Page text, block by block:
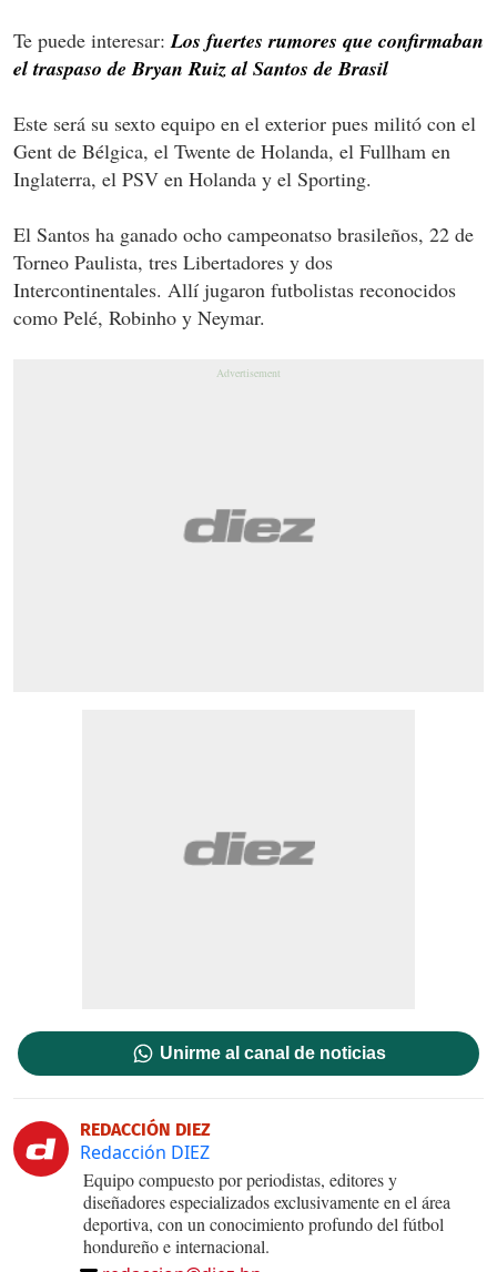
Te puede interesar: Los fuertes rumores que confirmaban
el traspaso de Bryan Ruiz al Santos de Brasil
Este será su sexto equipo en el exterior pues militó con el
Gent de Bélgica, el Twente de Holanda, el Fullham en
Inglaterra, el PSV en Holanda y el Sporting.
El Santos ha ganado ocho campeonatso brasileños, 22 de
Torneo Paulista, tres Libertadores y dos
Intercontinentales. Allí jugaron futbolistas reconocidos
como Pelé, Robinho y Neymar.
Unirme al canal de noticias
REDACCIÓN DIEZ
Redacción DIEZ
Equipo compuesto por periodistas, editores y
diseñadores especializados exclusivamente en el área
deportiva, con un conocimiento profundo del fútbol
hondureño e internacional.